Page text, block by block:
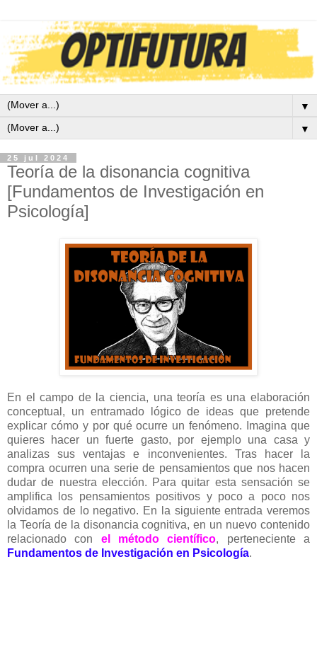
▼
▼
25 jul 2024
Teoría de la disonancia cognitiva
[Fundamentos de Investigación en
Psicología]
En el campo de la ciencia, una teoría es una elaboración
conceptual, un entramado lógico de ideas que pretende
explicar cómo y por qué ocurre un fenómeno. Imagina que
quieres hacer un fuerte gasto, por ejemplo una casa y
analizas sus ventajas e inconvenientes. Tras hacer la
compra ocurren una serie de pensamientos que nos hacen
dudar de nuestra elección. Para quitar esta sensación se
amplifica los pensamientos positivos y poco a poco nos
olvidamos de lo negativo. En la siguiente entrada veremos
la Teoría de la disonancia cognitiva, en un nuevo contenido
relacionado con el método científico, perteneciente a
Fundamentos de Investigación en Psicología.